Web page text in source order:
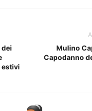
dei
estivi
Mulino
Capodanno